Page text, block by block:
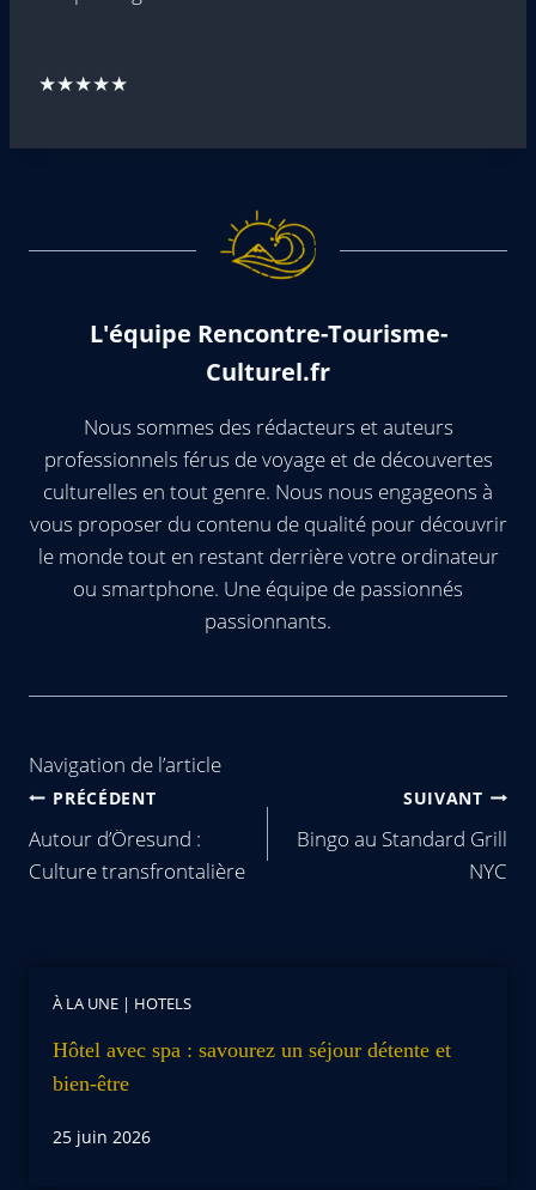
★★★★★
L'équipe Rencontre-Tourisme-
Culturel.fr
Nous sommes des rédacteurs et auteurs
professionnels férus de voyage et de découvertes
culturelles en tout genre. Nous nous engageons à
vous proposer du contenu de qualité pour découvrir
le monde tout en restant derrière votre ordinateur
ou smartphone. Une équipe de passionnés
passionnants.
Navigation de l’article
PRÉCÉDENT
Autour d’Öresund :
Culture transfrontalière
SUIVANT
Bingo au Standard Grill
NYC
À LA UNE | HOTELS
Hôtel avec spa : savourez un séjour détente et
bien-être
25 juin 2026